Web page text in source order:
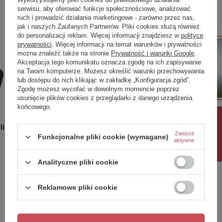
atrakcyjna wizualnie.
Powierzchnia akrylowejwanny wolnostojącejjest gładka i
pozbawiona porów, co sprawia, że brud oraz osady nie
mają możliwości szybkiego osadzania się. Wystarczy
zwykły ocet oraz wilgotna gąbka lub ściereczka, aby
usunąć zabrudzenia i przywrócić błysk wannie. Dzięki
temu utrzymanie czystości w łazience staje się prostsze i
wymaga mniej wysiłku.
Szafka wisząca Kansas Black 800
1 299,00 zł
Lustro
999,00
Potrzebujesz pomocy? Masz pytania?
Zadaj pytanie
serwisu, aby oferować funkcje społecznościowe, analizować
ruch i prowadzić działania marketingowe - zarówno przez nas,
jak i naszych Zaufanych Partnerów. Pliki cookies służą również
do personalizacji reklam. Więcej informacji znajdziesz w polityce
prywatności . Więcej informacji na temat warunków i prywatności
można znaleźć także na stronie Prywatność i warunki Google
Akceptacja tego komunikatu oznacza zgodę na ich zapisywanie
na Twoim komputerze. Możesz określić warunki przechowywania
lub dostępu do nich klikając w zakładkę „Konfiguracja zgód”.
Zgodę możesz wycofać w dowolnym momencie poprzez
usunięcie plików cookies z przeglądarki z danego urządzenia
końcowego.
Funkcjonalne pliki cookie (wymagane)
Zawsze
aktywne
Analityczne pliki cookie
Reklamowe pliki cookie